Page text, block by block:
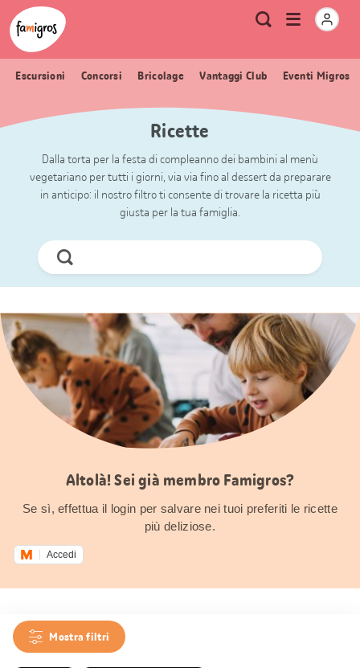
Navigazione
segnalibri
Header
Logo Metanavigazione
Ricerca
Apri
menu
Escursioni Concorsi Bricolage Vantaggi Club Eventi Migros
Ricette
Dalla torta per la festa di compleanno dei bambini al menù
vegetariano per tutti i giorni, via via fino al dessert da preparare
in anticipo: il nostro filtro ti consente di trovare la ricetta più
giusta per la tua famiglia.
Cerca
ora
Altolà! Sei già membro Famigros?
Se sì, effettua il login per salvare nei tuoi preferiti le ricette
più deliziose.
Accedi
Mostra filtri